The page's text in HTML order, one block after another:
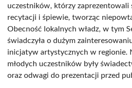
uczestników, którzy
recytacji i śpiewie, tworząc
Obecność lokalnych władz, w tym
świadczyła o dużym
inicjatyw artystycznych w regionie.
młodych uczestników były
oraz odwagi do prezentacji przed